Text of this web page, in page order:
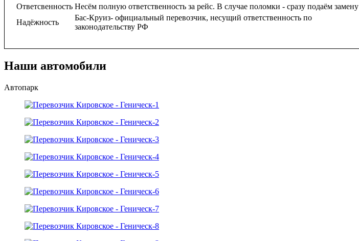
Ответсвенность Несём полную ответственность за рейс. В случае поломки - сразу подаём замену
Надёжность
Бас-Круиз- официальный перевозчик, несущий ответственность по
законодательству РФ
Наши автомобили
Автопарк